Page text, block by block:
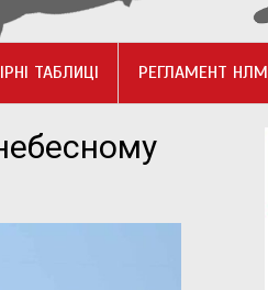
ТАБЛИЦІ РЕГЛАМЕНТ НЛМ